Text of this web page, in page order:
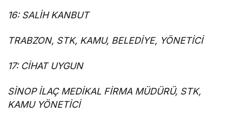
16: SALİH KANBUT
TRABZON, STK, KAMU, BELEDİYE, YÖNETİCİ
17: CİHAT UYGUN
SİNOP İLAÇ MEDİKAL FİRMA MÜDÜRÜ, STK,
KAMU YÖNETİCİ